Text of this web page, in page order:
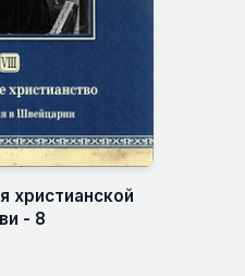
христианской
- 8